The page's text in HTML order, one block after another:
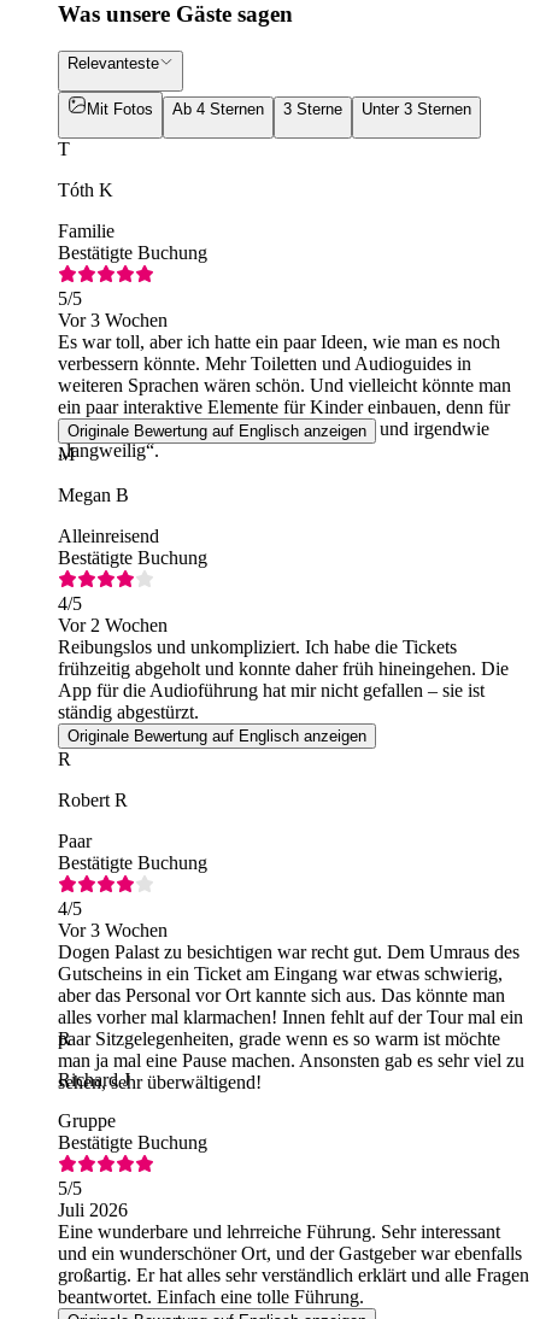
Was unsere Gäste sagen
Relevanteste
Mit Fotos Ab 4 Sternen 3 Sterne Unter 3 Sternen
T
Tóth K
Familie
Bestätigte Buchung
5/5
Vor 3 Wochen
Es war toll, aber ich hatte ein paar Ideen, wie man es noch
verbessern könnte. Mehr Toiletten und Audioguides in
weiteren Sprachen wären schön. Und vielleicht könnte man
ein paar interaktive Elemente für Kinder einbauen, denn für
einen 8-Jährigen war die Führung zu lang und irgendwie
„langweilig“.
Originale Bewertung auf Englisch anzeigen
M
Megan B
Alleinreisend
Bestätigte Buchung
4/5
Vor 2 Wochen
Reibungslos und unkompliziert. Ich habe die Tickets
frühzeitig abgeholt und konnte daher früh hineingehen. Die
App für die Audioführung hat mir nicht gefallen – sie ist
ständig abgestürzt.
Originale Bewertung auf Englisch anzeigen
R
Robert R
Paar
Bestätigte Buchung
4/5
Vor 3 Wochen
Dogen Palast zu besichtigen war recht gut. Dem Umraus des
Gutscheins in ein Ticket am Eingang war etwas schwierig,
aber das Personal vor Ort kannte sich aus. Das könnte man
alles vorher mal klarmachen! Innen fehlt auf der Tour mal ein
paar Sitzgelegenheiten, grade wenn es so warm ist möchte
man ja mal eine Pause machen. Ansonsten gab es sehr viel zu
sehen, sehr überwältigend!
R
Richard J
Gruppe
Bestätigte Buchung
5/5
Juli 2026
Eine wunderbare und lehrreiche Führung. Sehr interessant
und ein wunderschöner Ort, und der Gastgeber war ebenfalls
großartig. Er hat alles sehr verständlich erklärt und alle Fragen
beantwortet. Einfach eine tolle Führung.